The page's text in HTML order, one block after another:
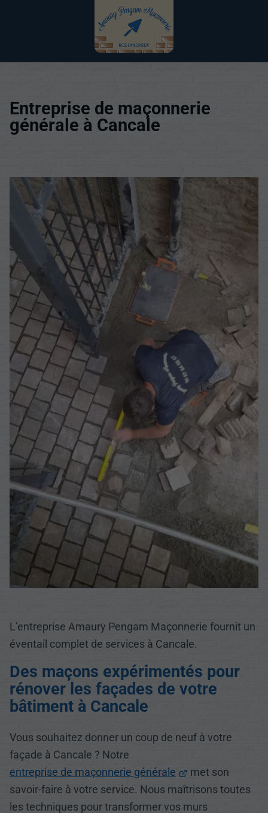
Entreprise de maçonnerie
générale à Cancale
L’entreprise Amaury Pengam Maçonnerie fournit un
éventail complet de services à Cancale.
Des maçons expérimentés pour
rénover les façades de votre
bâtiment à Cancale
Vous souhaitez donner un coup de neuf à votre
façade à Cancale ? Notre
entreprise de maçonnerie générale
met son
savoir-faire à votre service. Nous maîtrisons toutes
les techniques pour transformer vos murs